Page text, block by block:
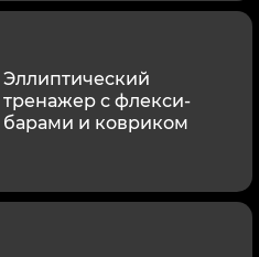
Эллиптический
тренажер с флекси-
барами и ковриком